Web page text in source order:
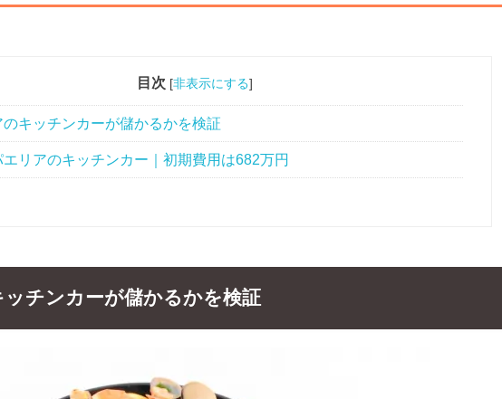
目次 [非表示にする]
キッチンカーが儲かるかを検証
リアのキッチンカー｜初期費用は682万円
チンカーが儲かるかを検証